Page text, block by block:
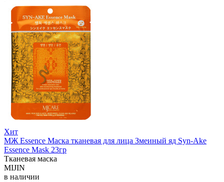
Хит
МЖ Essence Маска тканевая для лица Змеиный яд Syn-Ake
Essence Mask 23гр
Тканевая маска
MIJIN
в наличии